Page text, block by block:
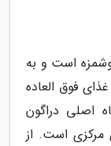
است و به
فوق العاده
اصلی دراگون
مرکزی است. از